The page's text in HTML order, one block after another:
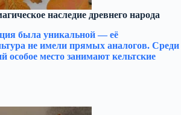
наследие древнего народа
была уникальной — её
не имели прямых аналогов. Среди
особое место занимают кельтские